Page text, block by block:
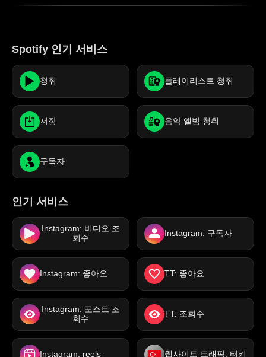
Spotify 인기 서비스
청취 플레이리스트 청취
저장 음악 앨범 청취
구독자
인기 서비스
Instagram: 비디오 조
회수
Instagram: 구독자
Instagram: 좋아요 TT: 좋아요
Instagram: 포스트 조
회수
TT: 조회수
Instagram: reels 웹사이트 트래픽: 터키